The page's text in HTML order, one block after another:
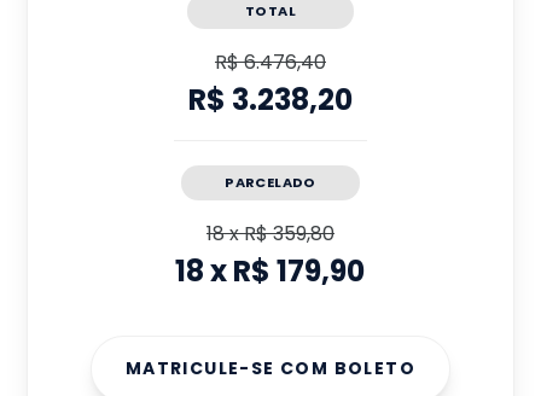
TOTAL
R$ 6.476,40
R$ 3.238,20
PARCELADO
18xR$ 359,80
18xR$ 179,90
MATRICULE-SE COM BOLETO